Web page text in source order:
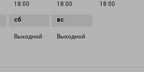
18:00
18:00
18:00
Выходной Выходной